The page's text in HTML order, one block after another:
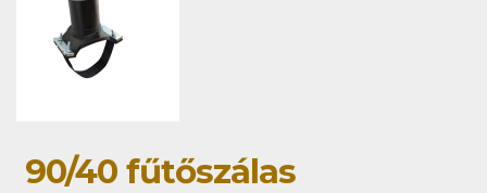
90/40 fűtőszálas